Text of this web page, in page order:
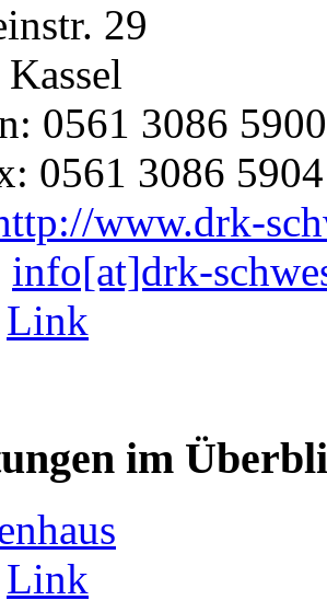
29
0561 3086 5900
0561 3086 5904
www.drk-
info[at]drk-
Link
im
Link